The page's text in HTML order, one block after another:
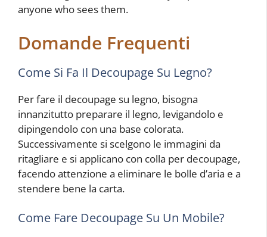
anyone who sees them.
Domande Frequenti
Come Si Fa Il Decoupage Su Legno?
Per fare il decoupage su legno, bisogna
innanzitutto preparare il legno, levigandolo e
dipingendolo con una base colorata.
Successivamente si scelgono le immagini da
ritagliare e si applicano con colla per decoupage,
facendo attenzione a eliminare le bolle d’aria e a
stendere bene la carta.
Come Fare Decoupage Su Un Mobile?